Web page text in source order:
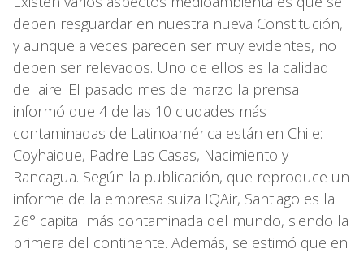
deben resguardar en nuestra nueva Constitución,
y aunque a veces parecen ser muy evidentes, no
deben ser relevados. Uno de ellos es la calidad
del aire. El pasado mes de marzo la prensa
informó que 4 de las 10 ciudades más
contaminadas de Latinoamérica están en Chile:
Coyhaique, Padre Las Casas, Nacimiento y
Rancagua. Según la publicación, que reproduce un
informe de la empresa suiza IQAir, Santiago es la
26° capital más contaminada del mundo, siendo la
primera del continente. Además, se estimó que en